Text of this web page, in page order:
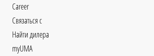
Career
Связаться с
Найти дилера
myUMA